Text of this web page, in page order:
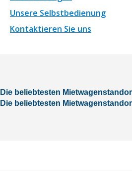
Unsere Selbstbedienung
Kontaktieren Sie uns
Die beliebtesten
Die beliebtesten